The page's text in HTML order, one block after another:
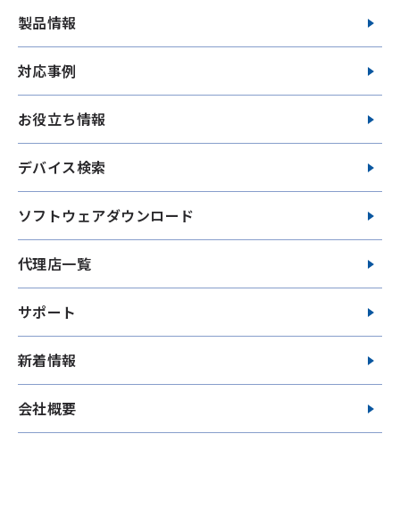
製品情報
対応事例
お役立ち情報
デバイス検索
ソフトウェアダウンロード
代理店一覧
サポート
新着情報
会社概要